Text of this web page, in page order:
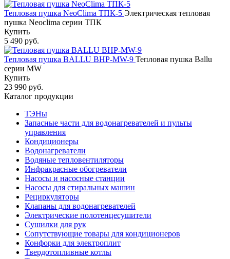
Тепловая пушка NeoClima ТПК-5 Электрическая тепловая
пушка Neoclima серии ТПК
Купить
5 490 руб.
Тепловая пушка BALLU BHP-MW-9 Тепловая пушка Ballu
серии MW
Купить
23 990 руб.
Каталог продукции
ТЭНы
Запасные части для водонагревателей и пульты
управления
Кондиционеры
Водонагреватели
Водяные тепловентиляторы
Инфракрасные обогреватели
Насосы и насосные станции
Насосы для стиральных машин
Рециркуляторы
Клапаны для водонагревателей
Электрические полотенцесушители
Сушилки для рук
Сопутствующие товары для кондиционеров
Конфорки для электроплит
Твердотопливные котлы